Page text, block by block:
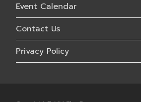
Event Calendar
Contact Us
Privacy Policy